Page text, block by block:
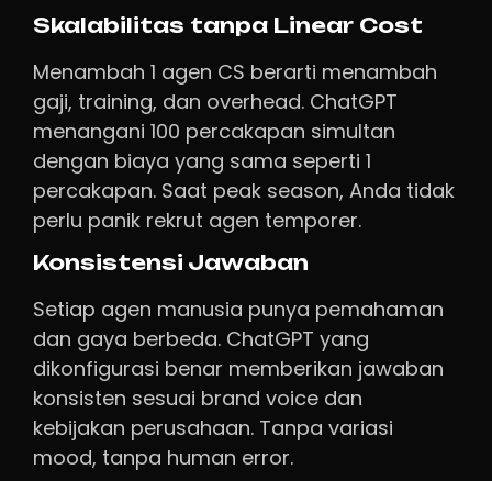
Skalabilitas tanpa Linear Cost
Menambah 1 agen CS berarti menambah
gaji, training, dan overhead. ChatGPT
menangani 100 percakapan simultan
dengan biaya yang sama seperti 1
percakapan. Saat peak season, Anda tidak
perlu panik rekrut agen temporer.
Konsistensi Jawaban
Setiap agen manusia punya pemahaman
dan gaya berbeda. ChatGPT yang
dikonfigurasi benar memberikan jawaban
konsisten sesuai brand voice dan
kebijakan perusahaan. Tanpa variasi
mood, tanpa human error.